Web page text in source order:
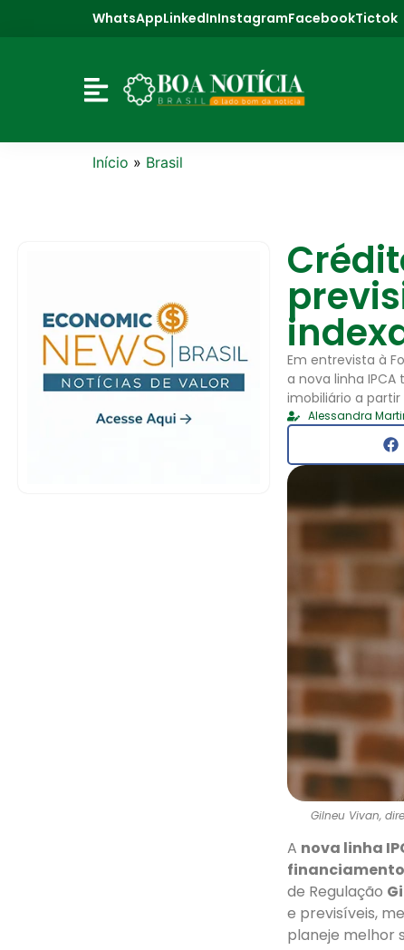
WhatsAppLinkedInInstagramFacebookTictok
Início » Brasil
Em entrevista à
a nova linha
imobiliário a partir
Alessandra
Gilneu Vivan,
A nova linha
de Regulação
e previsíveis,
planeje melhor